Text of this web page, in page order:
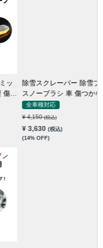
除雪スクレーパー 除雪ブラシ
スノーブラシ 車 傷つかない
2in1多機能 車雪かき雪対策 除
雪 除霜 除氷 回転可能 軽量 携
全車種対応
(税込)
¥ 3,630 (税込)
(14% OFF)